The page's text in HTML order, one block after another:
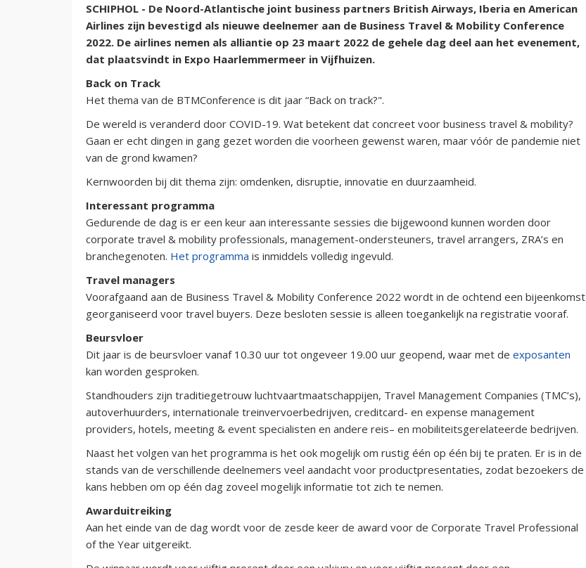
SCHIPHOL - De Noord-Atlantische joint business partners British Airways, Iberia en American
Airlines zijn bevestigd als nieuwe deelnemer aan de Business Travel & Mobility Conference
2022. De airlines nemen als alliantie op 23 maart 2022 de gehele dag deel aan het evenement,
dat plaatsvindt in Expo Haarlemmermeer in Vijfhuizen.
Back on Track
Het thema van de BTMConference is dit jaar “Back on track?".
De wereld is veranderd door COVID-19. Wat betekent dat concreet voor business travel & mobility?
Gaan er echt dingen in gang gezet worden die voorheen gewenst waren, maar vóór de pandemie niet
van de grond kwamen?
Kernwoorden bij dit thema zijn: omdenken, disruptie, innovatie en duurzaamheid.
Interessant programma
Gedurende de dag is er een keur aan interessante sessies die bijgewoond kunnen worden door
corporate travel & mobility professionals, management-ondersteuners, travel arrangers, ZRA’s en
branchegenoten. Het programma is inmiddels volledig ingevuld.
Travel managers
Voorafgaand aan de Business Travel & Mobility Conference 2022 wordt in de ochtend een bijeenkomst
georganiseerd voor travel buyers. Deze besloten sessie is alleen toegankelijk na registratie vooraf.
Beursvloer
Dit jaar is de beursvloer vanaf 10.30 uur tot ongeveer 19.00 uur geopend, waar met de exposanten
kan worden gesproken.
Standhouders zijn traditiegetrouw luchtvaartmaatschappijen, Travel Management Companies (TMC’s),
autoverhuurders, internationale treinvervoerbedrijven, creditcard- en expense management
providers, hotels, meeting & event specialisten en andere reis– en mobiliteitsgerelateerde bedrijven.
Naast het volgen van het programma is het ook mogelijk om rustig één op één bij te praten. Er is in de
stands van de verschillende deelnemers veel aandacht voor productpresentaties, zodat bezoekers de
kans hebben om op één dag zoveel mogelijk informatie tot zich te nemen.
Awarduitreiking
Aan het einde van de dag wordt voor de zesde keer de award voor de Corporate Travel Professional
of the Year uitgereikt.